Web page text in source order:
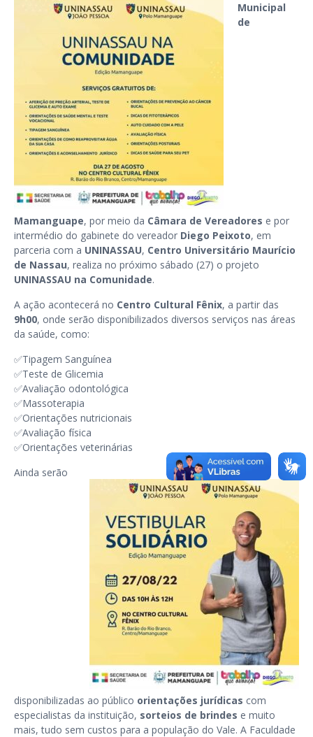
Municipal
de
Mamanguape, por meio da Câmara de Vereadores e por
intermédio do gabinete do vereador Diego Peixoto, em
parceria com a UNINASSAU, Centro Universitário Maurício
de Nassau, realiza no próximo sábado (27) o projeto
UNINASSAU na Comunidade.
A ação acontecerá no Centro Cultural Fênix, a partir das
9h00, onde serão disponibilizados diversos serviços nas áreas
da saúde, como:
✅Tipagem Sanguínea
✅Teste de Glicemia
✅Avaliação odontológica
✅Massoterapia
✅Orientações nutricionais
✅Avaliação física
✅Orientações veterinárias
Ainda serão
disponibilizadas ao público orientações jurídicas com
especialistas da instituição, sorteios de brindes e muito
mais, tudo sem custos para a população do Vale. A Faculdade